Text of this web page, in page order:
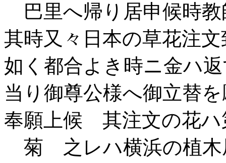
巴里へ帰り居申候時
其時又々日本の草花注
如く都合よき時ニ金ハ
当り御尊公様へ御立替
奉願上候 其注文の花ハ
菊 之レハ横浜の植木